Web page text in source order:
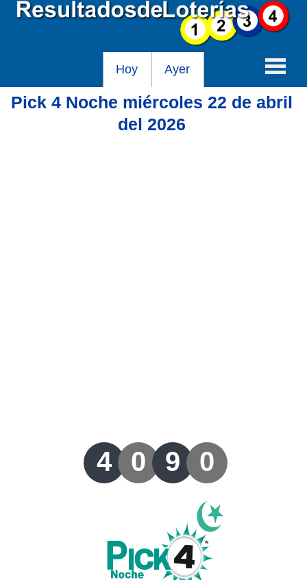
Hoy Ayer
Baloto
Lotería de Bogotá
Lotería de Medellín
Pick 4 Noche miércoles 22 de abril
del 2026
4 0 9 0